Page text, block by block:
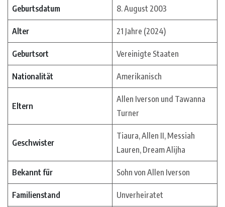
Geburtsdatum 8. August 2003
Alter 21 Jahre (2024)
Geburtsort Vereinigte Staaten
Nationalität Amerikanisch
Eltern
Allen Iverson und Tawanna
Turner
Geschwister
Tiaura, Allen II, Messiah
Lauren, Dream Alijha
Bekannt für Sohn von Allen Iverson
Familienstand Unverheiratet